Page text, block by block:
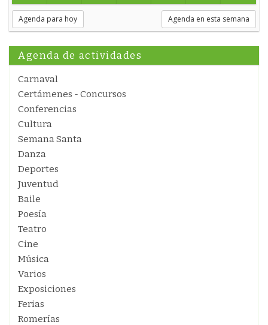
Agenda para hoy Agenda en esta semana
Agenda de actividades
Carnaval
Certámenes - Concursos
Conferencias
Cultura
Semana Santa
Danza
Deportes
Juventud
Baile
Poesía
Teatro
Cine
Música
Varios
Exposiciones
Ferias
Romerías